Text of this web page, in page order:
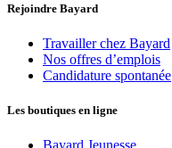
Rejoindre Bayard
Travailler chez Bayard
Nos offres d’emplois
Candidature spontanée
Les boutiques en ligne